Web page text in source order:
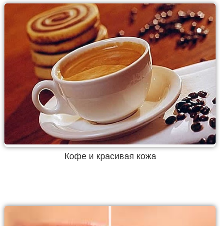
Кофе и красивая кожа